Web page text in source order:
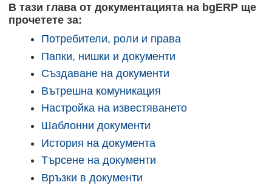
В тази глава от документацията на bgERPще
прочетете за:
Потребители, роли и права
Папки, нишки и документи
Създаване на документи
Вътрешна комуникация
Настройка на известяването
Шаблонни документи
История на документа
Търсене на документи
Връзки в документи